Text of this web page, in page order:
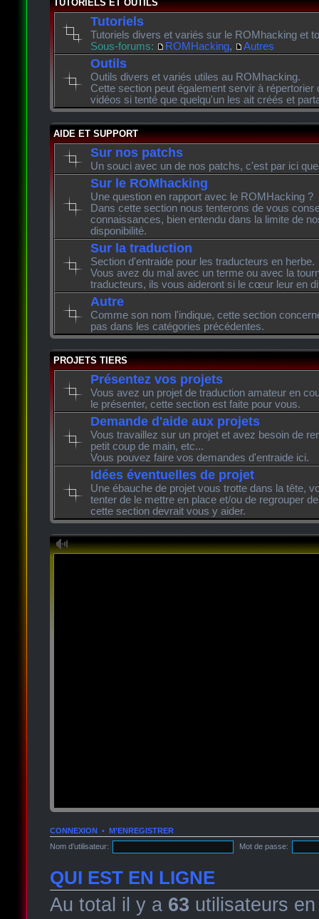
TUTORIELS ET OUTILS
Tutoriels
Tutoriels divers et variés sur le ROMhacking et
Sous-forums:
ROMHacking, Autres
Outils
Outils divers et variés utiles au ROMhacking.
Cette section peut également servir à
vidéos si tenté que quelqu'un les ait créés et
AIDE ET SUPPORT
Sur nos patchs
Un souci avec un de nos patchs, c'est par ici
Sur le ROMhacking
Une question en rapport avec le ROMHacking ?
Dans cette section nous tenterons de vous
connaissances, bien entendu dans la limite de
disponibilité.
Sur la traduction
Section d'entraide pour les traducteurs en herbe.
Vous avez du mal avec un terme ou avec la
traducteurs, ils vous aideront si le cœur leur en
Autre
Comme son nom l'indique, cette section
pas dans les catégories précédentes.
PROJETS TIERS
Présentez vos projets
Vous avez un projet de traduction amateur en
le présenter, cette section est faite pour vous.
Demande d'aide aux projets
Vous travaillez sur un projet et avez besoin de
petit coup de main, etc...
Vous pouvez faire vos demandes d'entraide ici.
Idées éventuelles de projet
Une ébauche de projet vous trotte dans la tête,
tenter de le mettre en place et/ou de regrouper
cette section devrait vous y aider.
CONNEXION • M’ENREGISTRER
Nom d’utilisateur:
Mot de passe:
QUI EST EN LIGNE
Au total il y a 63 utilisateurs